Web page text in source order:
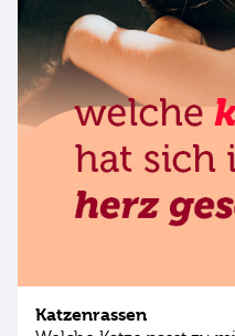
Katzenrassen